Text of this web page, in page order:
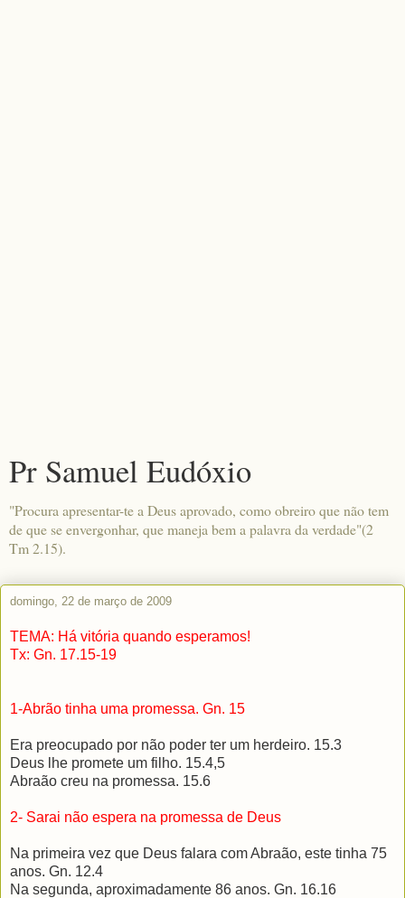
Pr Samuel Eudóxio
"Procura apresentar-te a Deus aprovado, como obreiro que não tem
de que se envergonhar, que maneja bem a palavra da verdade"(2
Tm 2.15).
domingo, 22 de março de 2009
TEMA: Há vitória quando esperamos!
Tx: Gn. 17.15-19
1-Abrão tinha uma promessa. Gn. 15
Era preocupado por não poder ter um herdeiro. 15.3
Deus lhe promete um filho. 15.4,5
Abraão creu na promessa. 15.6
2- Sarai não espera na promessa de Deus
Na primeira vez que Deus falara com Abraão, este tinha 75
anos. Gn. 12.4
Na segunda, aproximadamente 86 anos. Gn. 16.16